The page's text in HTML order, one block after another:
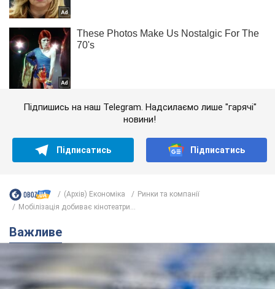
Підпишись на наш Telegram. Надсилаємо лише "гарячі"
новини!
Підписатись Підписатись
(Архів) Економіка
Ринки та компанії
Мобілізація добиває кінотеатри...
Важливе